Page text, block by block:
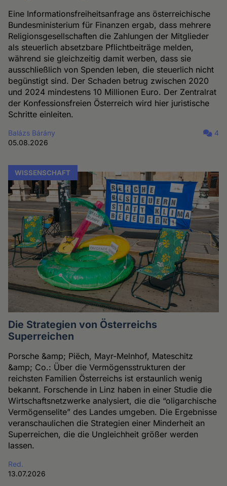
Eine Informationsfreiheitsanfrage ans österreichische
Bundesministerium für Finanzen ergab, dass mehrere
Religionsgesellschaften die Zahlungen der Mitglieder
als steuerlich absetzbare Pflichtbeiträge melden,
während sie gleichzeitig damit werben, dass sie
ausschließlich von Spenden leben, die steuerlich nicht
begünstigt sind. Der Schaden betrug zwischen 2020
und 2024 mindestens 10 Millionen Euro. Der Zentralrat
der Konfessionsfreien Österreich wird hier juristische
Schritte einleiten.
Balázs Bárány
05.08.2026
4
WISSENSCHAFT
Die Strategien von Österreichs
Superreichen
Porsche &amp; Piëch, Mayr-Melnhof, Mateschitz
&amp; Co.: Über die Vermögensstrukturen der
reichsten Familien Österreichs ist erstaunlich wenig
bekannt. Forschende in Linz haben in einer Studie die
Wirtschaftsnetzwerke analysiert, die die “oligarchische
Vermögenselite” des Landes umgeben. Die Ergebnisse
veranschaulichen die Strategien einer Minderheit an
Superreichen, die die Ungleichheit größer werden
lassen.
Red.
13.07.2026